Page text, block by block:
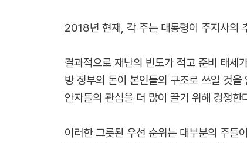
2018년 현재, 각 주는 대통령이 주지사의
결과적으로 재난의 빈도가 적고 준비 태세
방 정부의 돈이 본인들의 구조로 쓰일 것
안자들의 관심을 더 많이 끌기 위해 경쟁한
이러한 그릇된 우선 순위는 대부분의 주들